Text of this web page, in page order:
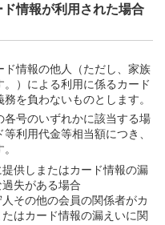
情報が利用された場合
情報の他人（ただし、家族
）による利用に係るカード
を負わないものとします。
号のいずれかに該当する場
利用代金等相当額につき、
供しまたはカード情報の漏
失がある場合
その他の会員の関係者がカ
はカード情報の漏えいに関